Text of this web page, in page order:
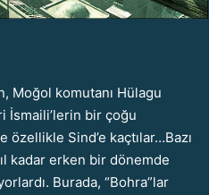
Moğol komutanı Hülagu
İsmaili’lerin bir çoğu
özellikle Sind’e kaçtılar…Bazı
kadar erken bir dönemde
Burada, “Bohra”lar